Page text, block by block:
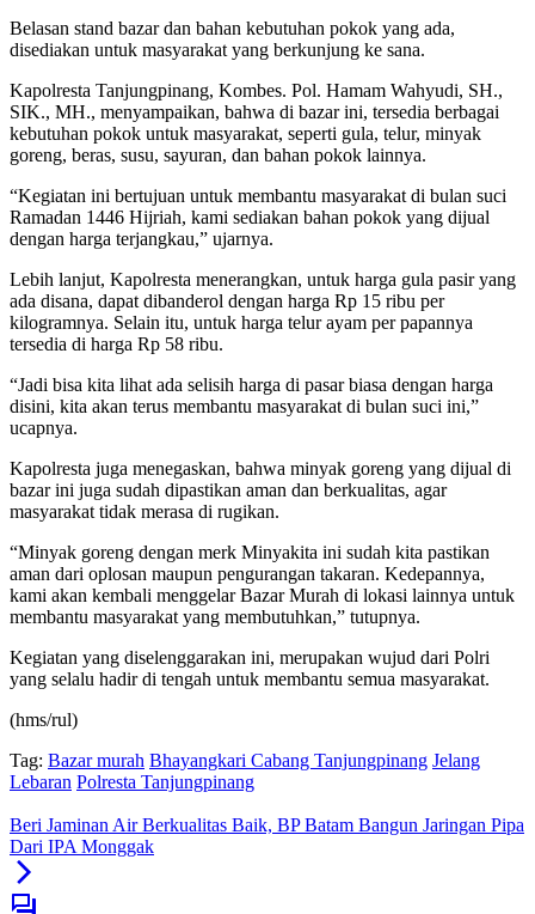
Belasan stand bazar dan bahan kebutuhan pokok yang ada,
disediakan untuk masyarakat yang berkunjung ke sana.
Kapolresta Tanjungpinang, Kombes. Pol. Hamam Wahyudi, SH.,
SIK., MH., menyampaikan, bahwa di bazar ini, tersedia berbagai
kebutuhan pokok untuk masyarakat, seperti gula, telur, minyak
goreng, beras, susu, sayuran, dan bahan pokok lainnya.
“Kegiatan ini bertujuan untuk membantu masyarakat di bulan suci
Ramadan 1446 Hijriah, kami sediakan bahan pokok yang dijual
dengan harga terjangkau,” ujarnya.
Lebih lanjut, Kapolresta menerangkan, untuk harga gula pasir yang
ada disana, dapat dibanderol dengan harga Rp 15 ribu per
kilogramnya. Selain itu, untuk harga telur ayam per papannya
tersedia di harga Rp 58 ribu.
“Jadi bisa kita lihat ada selisih harga di pasar biasa dengan harga
disini, kita akan terus membantu masyarakat di bulan suci ini,”
ucapnya.
Kapolresta juga menegaskan, bahwa minyak goreng yang dijual di
bazar ini juga sudah dipastikan aman dan berkualitas, agar
masyarakat tidak merasa di rugikan.
“Minyak goreng dengan merk Minyakita ini sudah kita pastikan
aman dari oplosan maupun pengurangan takaran. Kedepannya,
kami akan kembali menggelar Bazar Murah di lokasi lainnya untuk
membantu masyarakat yang membutuhkan,” tutupnya.
Kegiatan yang diselenggarakan ini, merupakan wujud dari Polri
yang selalu hadir di tengah untuk membantu semua masyarakat.
(hms/rul)
Tag: Bazar murah Bhayangkari Cabang Tanjungpinang Jelang
Lebaran Polresta Tanjungpinang
Beri Jaminan Air Berkualitas Baik, BP Batam Bangun Jaringan Pipa
Dari IPA Monggak